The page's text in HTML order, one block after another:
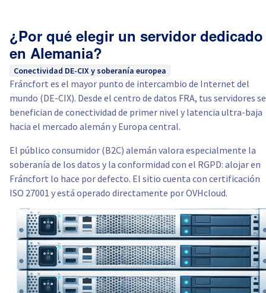
¿Por qué elegir un servidor dedicado
en Alemania?
Conectividad DE-CIX y soberanía europea
Fráncfort es el mayor punto de intercambio de Internet del
mundo (DE-CIX). Desde el centro de datos FRA, tus servidores se
benefician de conectividad de primer nivel y latencia ultra-baja
hacia el mercado alemán y Europa central.
El público consumidor (B2C) alemán valora especialmente la
soberanía de los datos y la conformidad con el RGPD: alojar en
Fráncfort lo hace por defecto. El sitio cuenta con certificación
ISO 27001 y está operado directamente por OVHcloud.